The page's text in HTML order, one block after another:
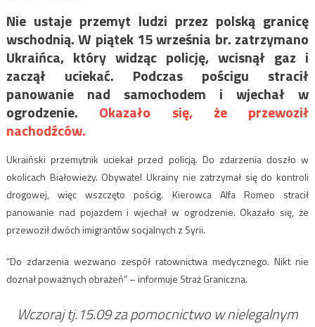
Nie ustaje przemyt ludzi przez polską granicę
wschodnią. W piątek 15 września br. zatrzymano
Ukraińca, który widząc policję, wcisnął gaz i
zaczął uciekać. Podczas pościgu stracił
panowanie nad samochodem i wjechał w
ogrodzenie. Okazało się, że przewoził
nachodźców.
Ukraiński przemytnik uciekał przed policją. Do zdarzenia doszło w
okolicach Białowieży. Obywatel Ukrainy nie zatrzymał się do kontroli
drogowej, więc wszczęto pościg. Kierowca Alfa Romeo stracił
panowanie nad pojazdem i wjechał w ogrodzenie. Okazało się, że
przewoził dwóch imigrantów socjalnych z Syrii.
“Do zdarzenia wezwano zespół ratownictwa medycznego. Nikt nie
doznał poważnych obrażeń” – informuje Straż Graniczna.
Wczoraj tj.15.09 za pomocnictwo w nielegalnym